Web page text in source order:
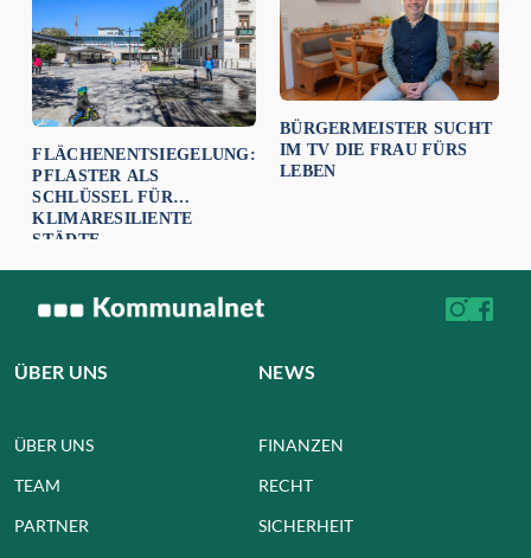
FLÄCHENENTSIEGELUNG:
PFLASTER ALS
SCHLÜSSEL FÜR
KLIMARESILIENTE
STÄDTE
BÜRGERMEISTER SUCHT
IM TV DIE FRAU FÜRS
LEBEN
ÜBER UNS
ÜBER UNS
TEAM
PARTNER
NEWS
FINANZEN
RECHT
SICHERHEIT